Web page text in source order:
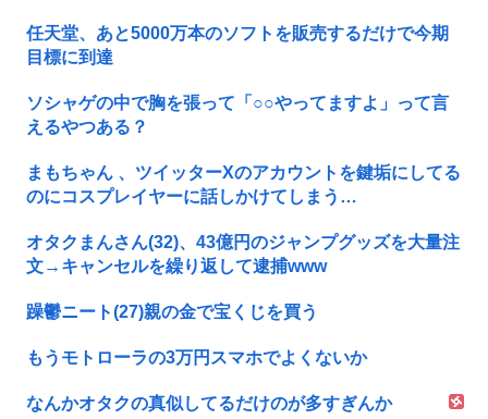
任天堂、あと5000万本のソフトを販売するだけで今期
目標に到達
ソシャゲの中で胸を張って「○○やってますよ」って言
えるやつある？
まもちゃん 、ツイッターXのアカウントを鍵垢にしてる
のにコスプレイヤーに話しかけてしまう…
オタクまんさん(32)、43億円のジャンプグッズを大量注
文→キャンセルを繰り返して逮捕www
躁鬱ニート(27)親の金で宝くじを買う
もうモトローラの3万円スマホでよくないか
なんかオタクの真似してるだけのが多すぎんか